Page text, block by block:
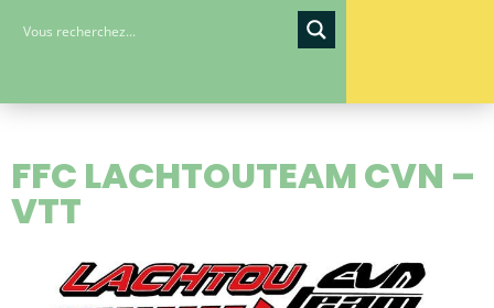
FFC LACHTOUTEAM CVN –
VTT